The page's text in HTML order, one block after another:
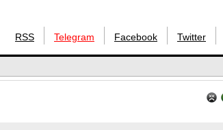
RSS Telegram Facebook Twitter